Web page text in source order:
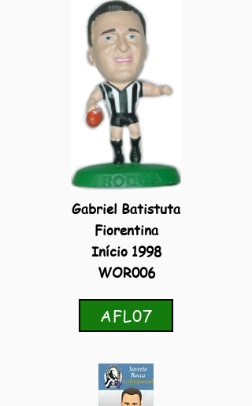
Gabriel Batistuta
Fiorentina
Início 1998
WOR006
AFL07